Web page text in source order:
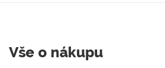
Vše o nákupu